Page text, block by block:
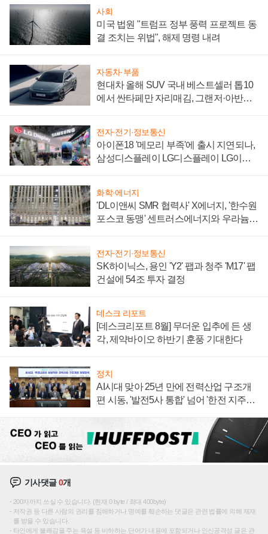
사회
미국 법원 "트럼프 정부 풍력 프로젝트 동
결 조치는 위법", 해제 명령 내려
자동차·부품
현대차 올해 SUV 국내 베스트셀러 톱10
에서 싼타페만 자리매김, 그랜저·아반떼
전자·전기·정보통신
아이폰18 '메모리 부족'에 출시 지연되나,
삼성디스플레이 LG디스플레이 LG이노
화학·에너지
'DL이앤씨 SMR 협력사' X에너지, '한수원
포스코 동맹' 센트러스에너지와 우라늄
전자·전기·정보통신
SK하이닉스, 용인 'Y2' 팹과 청주 'M17' 팹
건설에 54조 투자 결정
데스크 리포트
[데스크리포트 8월] 무더운 입추에 든 생
각, 제약바이오 하반기 훈풍 기대한다
정치
AI시대 맞아 25년 만에 전력산업 구조개
편 시동, '발전5사 통합' 넘어 '한전 지주사'
기사댓글0개
200자까지 쓰실 수 있습니다. (현재 0 byte / 최대 400byte)
저작권 등 다른 사람의 권리를 침해하거나 명예를 훼손하는 댓글은 관련 법률에 의해 제재
를 받을 수 있습니다.
타인에게 불쾌감을 주는 욕설 등 비하하는 단어가 내용에 포함되거나 인신공격성 글은 관